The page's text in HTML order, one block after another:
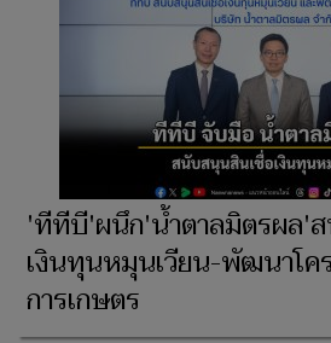
'ทีทีบี'ผนึก'น้ำตาลมิตรผล'
เงินทุนหมุนเวียน-พัฒนาโค
การเกษตร